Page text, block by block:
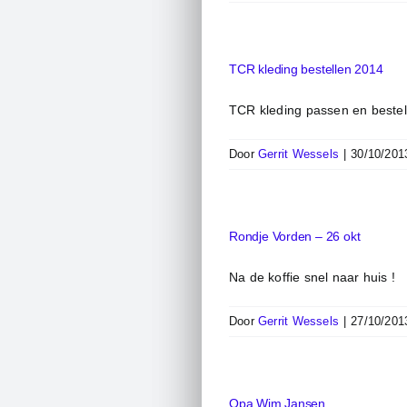
TCR kleding bestellen 2014
TCR kleding passen en
DoorGerrit Wessels 30/10/
Rondje Vorden – 26 okt
Na de koffie snel naar huis !
DoorGerrit Wessels 27/10/
Opa Wim Jansen